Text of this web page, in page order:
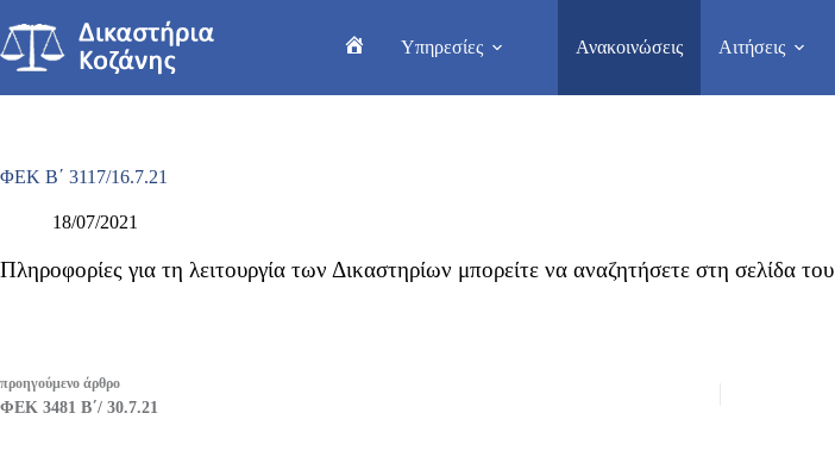
στο
περιεχόμενο
Home Υπηρεσίες Ανακοινώσεις Αιτήσεις
ΦΕΚ Β΄ 3117/16.7.21
18/07/2021
Πληροφορίες για τη λειτουργία των Δικαστηρίων μπορείτε να αναζητήσετε στη σελίδα του
προηγούμενο άρθρο
ΦΕΚ 3481 Β΄/ 30.7.21